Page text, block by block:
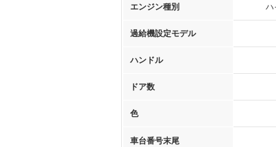
エンジン種別 ハ
過給機設定モデル
ハンドル
ドア数
色
車台番号末尾